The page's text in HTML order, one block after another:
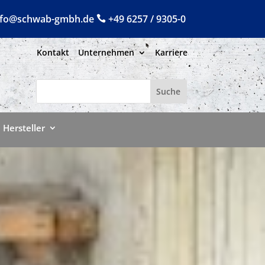
gmbh.de +49 6257 / 9305-0
Kontakt Unternehmen Karriere
Hersteller
Hersteller